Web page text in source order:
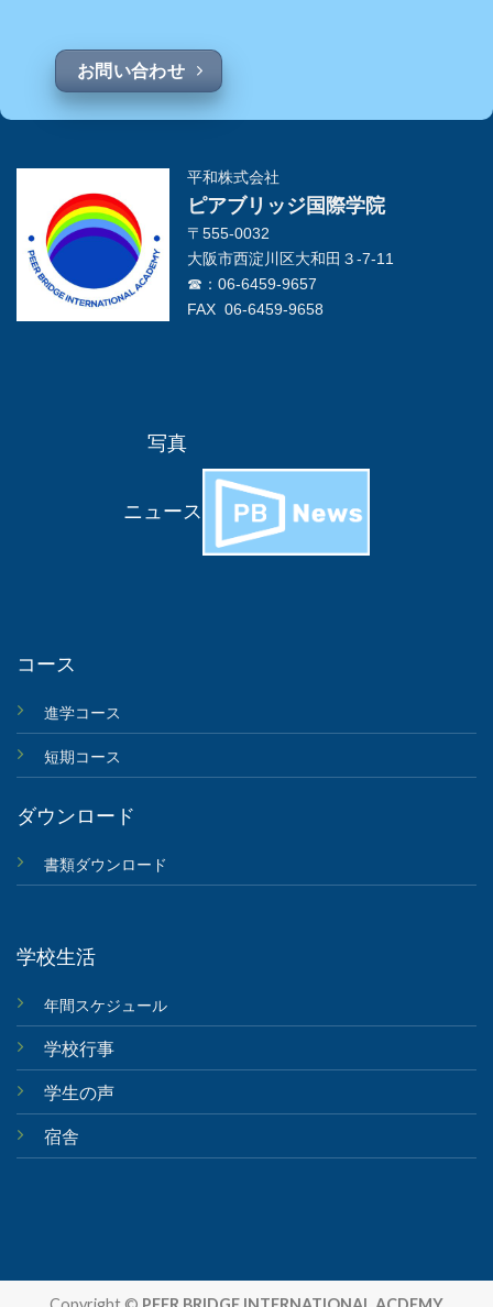
お問い合わせ
平和株式会社
ピアブリッジ国際学院
〒555-0032
大阪市西淀川区大和田３-7-11
☎：06-6459-9657
FAX 06-6459-9658
写真
ニュース
コース
進学コース
短期コース
ダウンロード
書類ダウンロード
学校生活
年間スケジュール
学校行事
学生の声
宿舎